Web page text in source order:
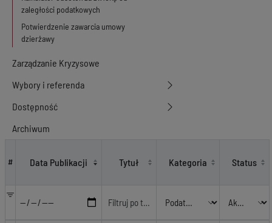
zaległości podatkowych
Potwierdzenie zawarcia umowy
dzierżawy
Zarządzanie Kryzysowe
Wybory i referenda
Dostępność
Archiwum
# Data Publikacji Tytuł Kategoria Status